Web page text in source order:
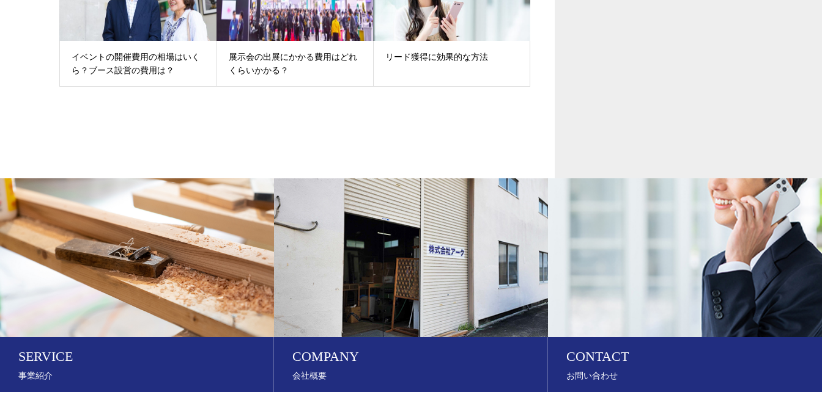
イベントの開催費用の相場はいく
ら？ブース設営の費用は？
展示会の出展にかかる費用はどれ
くらいかかる？
リード獲得に効果的な方法
SERVICE
事業紹介
COMPANY
会社概要
CONTACT
お問い合わせ